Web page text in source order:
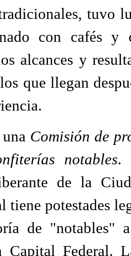
tuvo
con cafés y
alcances y
que llegan
Comisión de
notables.
de la
tiene potestades
de "notables"
Capital Federal.